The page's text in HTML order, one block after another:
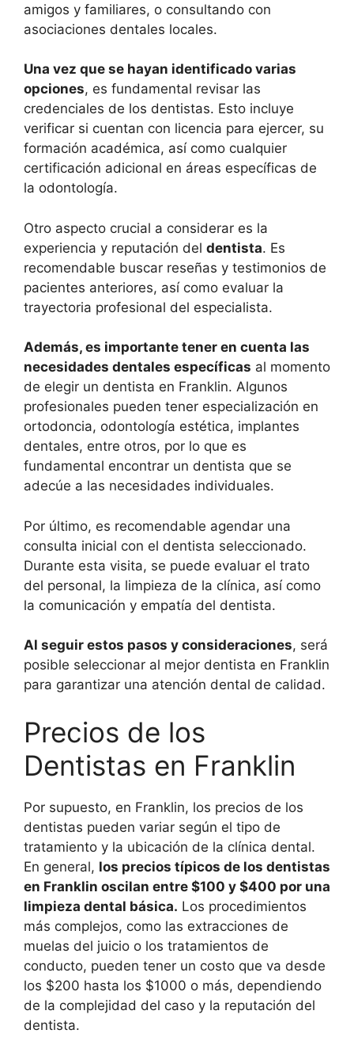
amigos y familiares, o consultando con
asociaciones dentales locales.
Una vez que se hayan identificado varias
opciones, es fundamental revisar las
credenciales de los dentistas. Esto incluye
verificar si cuentan con licencia para ejercer, su
formación académica, así como cualquier
certificación adicional en áreas específicas de
la odontología.
Otro aspecto crucial a considerar es la
experiencia y reputación del dentista. Es
recomendable buscar reseñas y testimonios de
pacientes anteriores, así como evaluar la
trayectoria profesional del especialista.
Además, es importante tener en cuenta las
necesidades dentales específicas al momento
de elegir un dentista en Franklin. Algunos
profesionales pueden tener especialización en
ortodoncia, odontología estética, implantes
dentales, entre otros, por lo que es
fundamental encontrar un dentista que se
adecúe a las necesidades individuales.
Por último, es recomendable agendar una
consulta inicial con el dentista seleccionado.
Durante esta visita, se puede evaluar el trato
del personal, la limpieza de la clínica, así como
la comunicación y empatía del dentista.
Al seguir estos pasos y consideraciones, será
posible seleccionar al mejor dentista en Franklin
para garantizar una atención dental de calidad.
Precios de los
Dentistas en Franklin
Por supuesto, en Franklin, los precios de los
dentistas pueden variar según el tipo de
tratamiento y la ubicación de la clínica dental.
En general, los precios típicos de los dentistas
en Franklin oscilan entre $100 y $400 por una
limpieza dental básica. Los procedimientos
más complejos, como las extracciones de
muelas del juicio o los tratamientos de
conducto, pueden tener un costo que va desde
los $200 hasta los $1000 o más, dependiendo
de la complejidad del caso y la reputación del
dentista.